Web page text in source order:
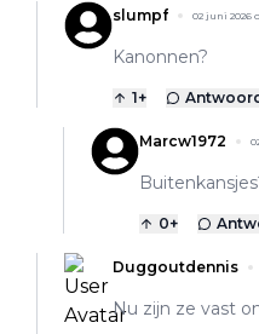
slumpf 02 juni 2026
Kanonnen?
1+
Marcw1972
0+
Duggoutdennis
Nu zijn ze vast